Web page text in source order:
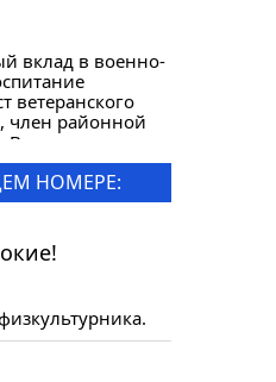
вклад в военно-
ветеранского
член районной
Виктор
НОМЕРЕ: